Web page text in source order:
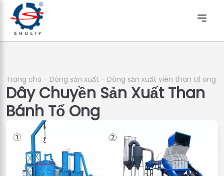
Trang chủ - Dòng sản xuất - Dòng sản xuất viên than tổ ong
Dây Chuyền Sản Xuất Than
Bánh Tổ Ong